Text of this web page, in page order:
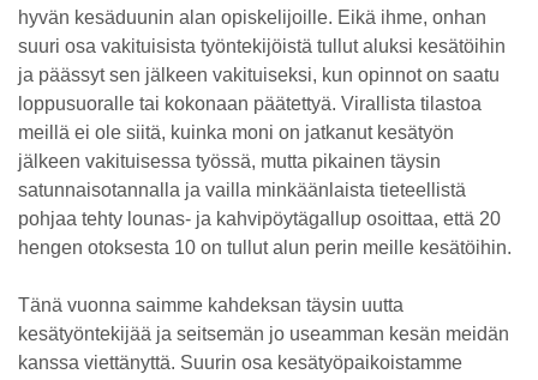
hyvän kesäduunin alan opiskelijoille. Eikä ihme, onhan
suuri osa vakituisista työntekijöistä tullut aluksi kesätöihin
ja päässyt sen jälkeen vakituiseksi, kun opinnot on saatu
loppusuoralle tai kokonaan päätettyä. Virallista tilastoa
meillä ei ole siitä, kuinka moni on jatkanut kesätyön
jälkeen vakituisessa työssä, mutta pikainen täysin
satunnaisotannalla ja vailla minkäänlaista tieteellistä
pohjaa tehty lounas- ja kahvipöytägallup osoittaa, että 20
hengen otoksesta 10 on tullut alun perin meille kesätöihin.
Tänä vuonna saimme kahdeksan täysin uutta
kesätyöntekijää ja seitsemän jo useamman kesän meidän
kanssa viettänyttä. Suurin osa kesätyöpaikoistamme